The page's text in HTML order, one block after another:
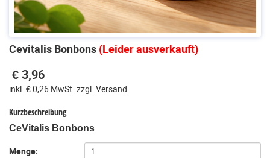
Cevitalis Bonbons (Leider ausverkauft)
€ 3,96
inkl. € 0,26 MwSt. zzgl. Versand
Kurzbeschreibung
CeVitalis Bonbons
Menge: